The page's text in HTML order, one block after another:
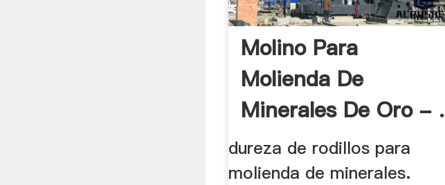
Molino Para
Molienda De
Minerales De Oro - .
dureza de rodillos para
molienda de minerales.